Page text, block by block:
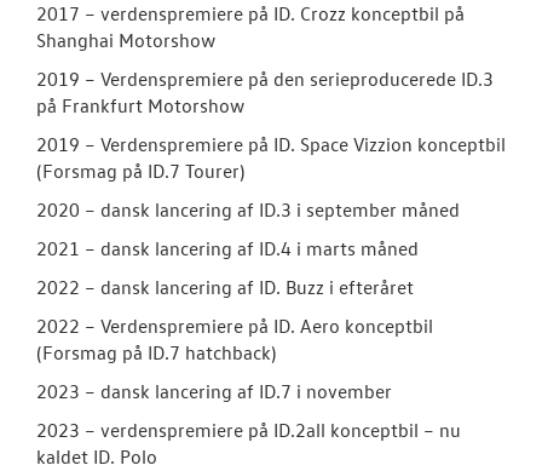
2017 – verdenspremiere på ID. Crozz konceptbil på
Shanghai Motorshow
2019 – Verdenspremiere på den serieproducerede ID.3
på Frankfurt Motorshow
2019 – Verdenspremiere på ID. Space Vizzion konceptbil
(Forsmag på ID.7 Tourer)
2020 – dansk lancering af ID.3 i september måned
2021 – dansk lancering af ID.4 i marts måned
2022 – dansk lancering af ID. Buzz i efteråret
2022 – Verdenspremiere på ID. Aero konceptbil
(Forsmag på ID.7 hatchback)
2023 – dansk lancering af ID.7 i november
2023 – verdenspremiere på ID.2all konceptbil – nu
kaldet ID. Polo